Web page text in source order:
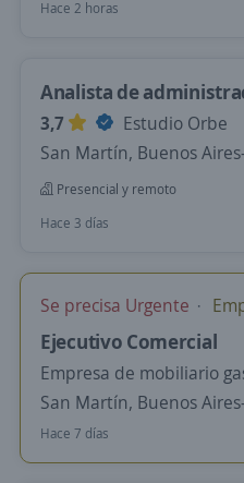
Hace 2 horas
Analista de
3,7
Estudio Orbe
San Martín, Buenos
Presencial y remoto
Hace 3 días
Se precisa Urgente
Ejecutivo Comercial
Empresa de mobiliario
San Martín, Buenos
Hace 7 días